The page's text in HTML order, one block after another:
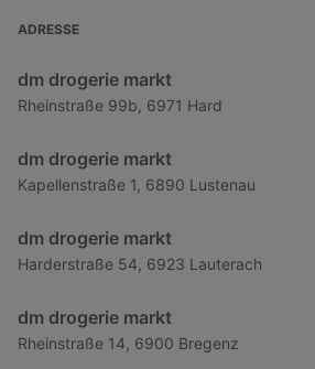
ADRESSE
dm drogerie markt
Rheinstraße 99b, 6971 Hard
dm drogerie markt
Kapellenstraße 1, 6890 Lustenau
dm drogerie markt
Harderstraße 54, 6923 Lauterach
dm drogerie markt
Rheinstraße 14, 6900 Bregenz